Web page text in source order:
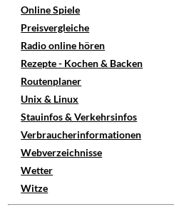
Online Spiele
Preisvergleiche
Radio online hören
Rezepte - Kochen & Backen
Routenplaner
Unix & Linux
Stauinfos & Verkehrsinfos
Verbraucherinformationen
Webverzeichnisse
Wetter
Witze